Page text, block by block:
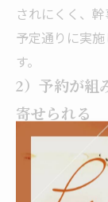
されにくく、
予定通りに実
す。
2）予約が組
寄せられる
室内BBQは「
DeBargeのよ
と、食材・備